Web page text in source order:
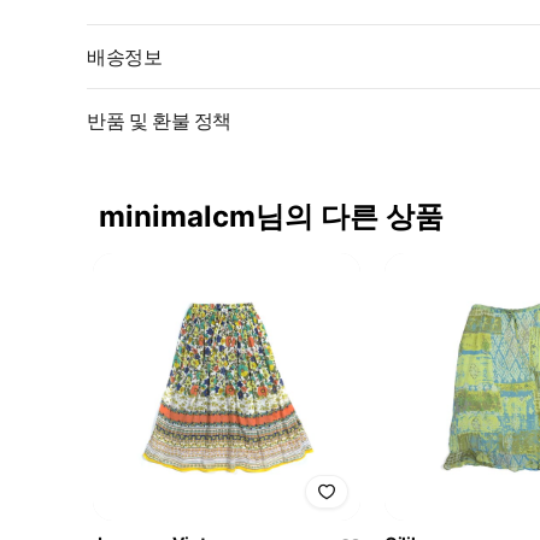
배송정보
반품 및 환불 정책
minimalcm님의 다른 상품